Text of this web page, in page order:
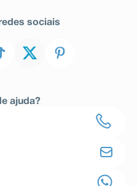
sociais
ajuda?